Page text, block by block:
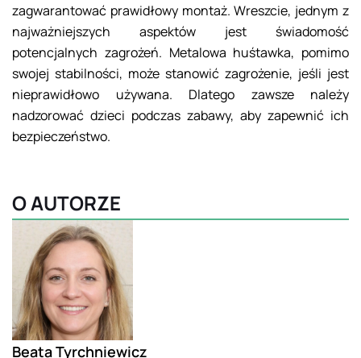
zagwarantować prawidłowy montaż. Wreszcie, jednym z
najważniejszych aspektów jest świadomość
potencjalnych zagrożeń. Metalowa huśtawka, pomimo
swojej stabilności, może stanowić zagrożenie, jeśli jest
nieprawidłowo używana. Dlatego zawsze należy
nadzorować dzieci podczas zabawy, aby zapewnić ich
bezpieczeństwo.
O AUTORZE
Beata Tyrchniewicz